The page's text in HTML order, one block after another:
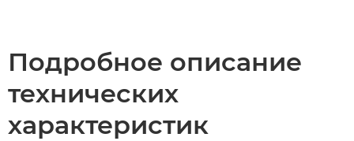
Подробное описание
технических
характеристик